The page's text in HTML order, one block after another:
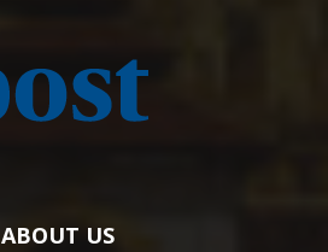
ABOUT US